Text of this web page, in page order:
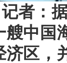
记者：
艘中国
济区，